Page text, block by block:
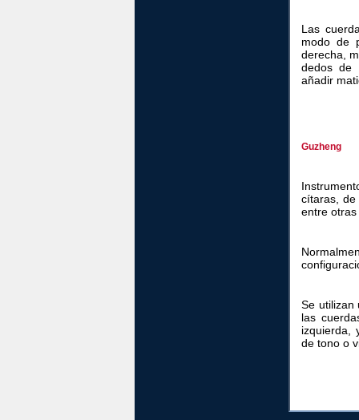
Las
modo de
derecha,
dedos de
añadir
Guzheng
cítaras, de
entre
Se utilizan
las
izquierda,
de tono o